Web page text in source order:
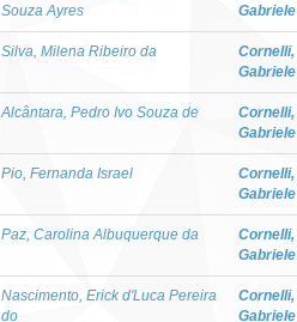
Souza Ayres
Gabriele
Silva, Milena Ribeiro da
Cornelli,
Gabriele
Alcântara, Pedro Ivo Souza de
Cornelli,
Gabriele
Pio, Fernanda Israel
Cornelli,
Gabriele
Paz, Carolina Albuquerque da
Cornelli,
Gabriele
Nascimento, Erick d'Luca Pereira
do
Cornelli,
Gabriele